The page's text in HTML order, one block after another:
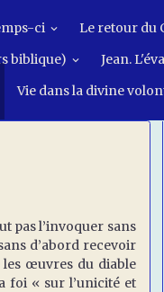
ci Le retour du
biblique)
Jean.
Vie dans la divine
pas l’invoquer sans
d’abord recevoir
les œuvres du diable
foi « sur l’unicité et